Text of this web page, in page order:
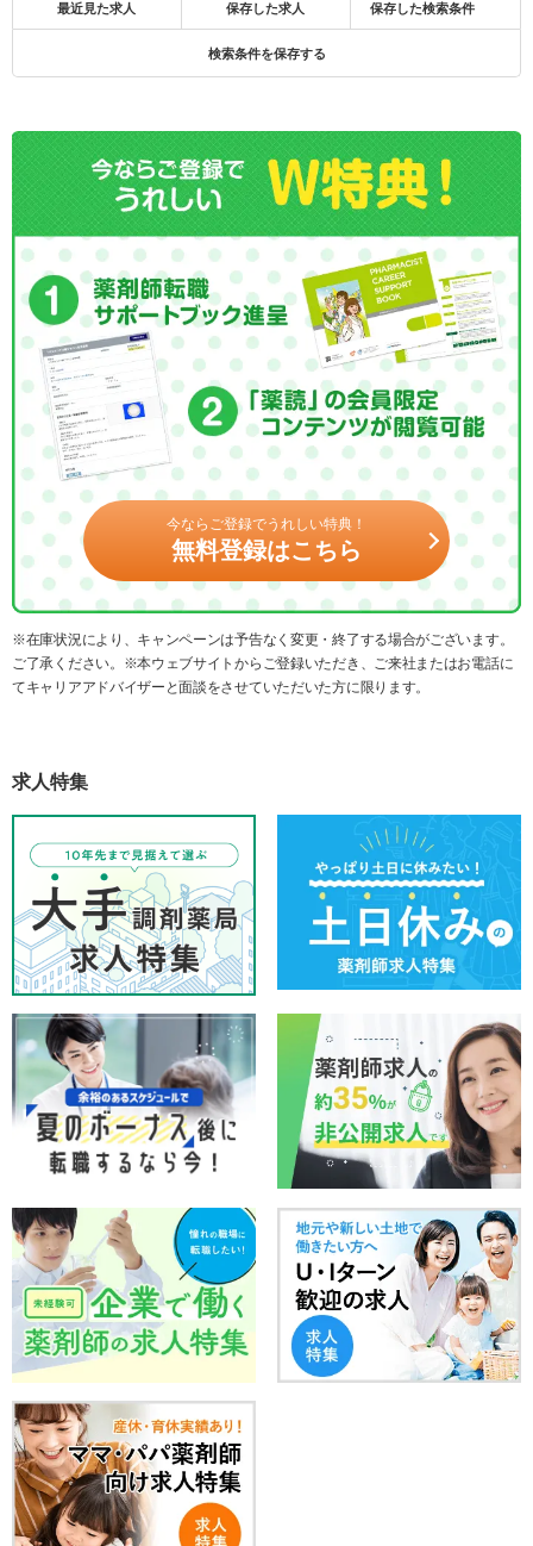
最近見た求人 保存した求人 保存した検索条件
検索条件を保存する
今ならご登録でうれしい特典！
無料登録はこちら
※在庫状況により、キャンペーンは予告なく変更・終了する場合がございます。
ご了承ください。※本ウェブサイトからご登録いただき、ご来社またはお電話に
てキャリアアドバイザーと面談をさせていただいた方に限ります。
求人特集